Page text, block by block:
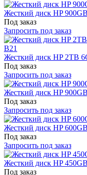
Жесткий диск HP
Под заказ
Запросить под заказ
Жесткий диск HP 2TB
Под заказ
Запросить под заказ
Жесткий диск HP
Под заказ
Запросить под заказ
Жесткий диск HP
Под заказ
Запросить под заказ
Жесткий диск HP
Под заказ